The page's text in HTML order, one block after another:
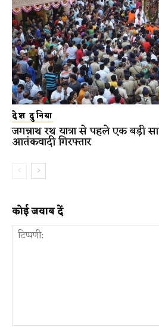
देश दुनिया
जगन्नाथ रथ यात्रा से पहले एक बड़ी
आतंकवादी गिरफ्तार
कोई जवाब दें